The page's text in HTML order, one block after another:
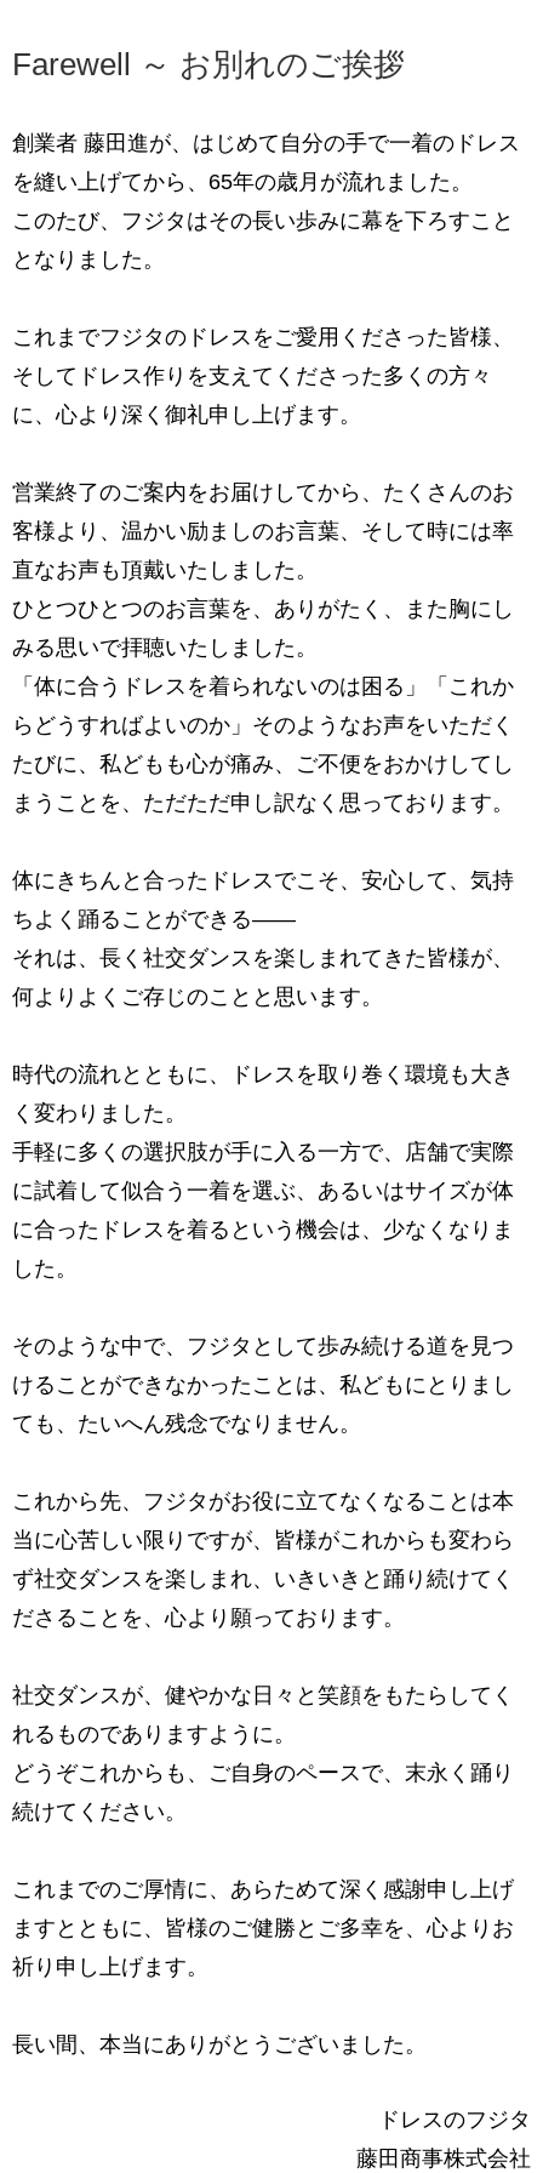
Farewell ～ お別れのご挨拶
創業者 藤田進が、はじめて自分の手で一着のドレス
を縫い上げてから、 65年の歳月が流れました。
このたび、フジタはその長い歩みに幕を下ろすこと
となりました。
これまでフジタのドレスをご愛用くださった皆様、
そして ドレス作りを支えてくださった多くの方々
に、心より深く御礼申し上げます。
営業終了のご案内をお届けしてから、たくさんのお
客様より、 温かい励ましのお言葉、そして時には率
直なお声も頂戴いたしました。
ひとつひとつのお言葉を、ありがたく、また胸にし
みる思いで拝聴いたしました。
「体に合うドレスを着られないのは困る」「これか
らどうすればよいのか」 そのようなお声をいただく
たびに、私どもも心が痛み、 ご不便をおかけしてし
まうことを、ただただ申し訳なく思っております。
体にきちんと合ったドレスでこそ、安心して、気持
ちよく踊ることができる――
それは、長く社交ダンスを楽しまれてきた皆様が、
何よりよくご存じのことと思います。
時代の流れとともに、ドレスを取り巻く環境も大き
く変わりました。
手軽に多くの選択肢が手に入る一方で、店舗で実際
に試着して似合う一着を選ぶ、 あるいはサイズが体
に合ったドレスを着るという機会は、少なくなりま
した。
そのような中で、フジタとして歩み続ける道を見つ
けることができなかったことは、私どもにとりまし
ても、たいへん残念でなりません。
これから先、フジタがお役に立てなくなることは本
当に心苦しい限りですが、 皆様がこれからも変わら
ず社交ダンスを楽しまれ、 いきいきと踊り続けてく
ださることを、心より願っております。
社交ダンスが、健やかな日々と笑顔をもたらしてく
れるものでありますように。
どうぞこれからも、ご自身のペースで、末永く踊り
続けてください。
これまでのご厚情に、あらためて深く感謝申し上げ
ますとともに、 皆様のご健勝とご多幸を、心よりお
祈り申し上げます。
長い間、本当にありがとうございました。
ドレスのフジタ
藤田商事株式会社